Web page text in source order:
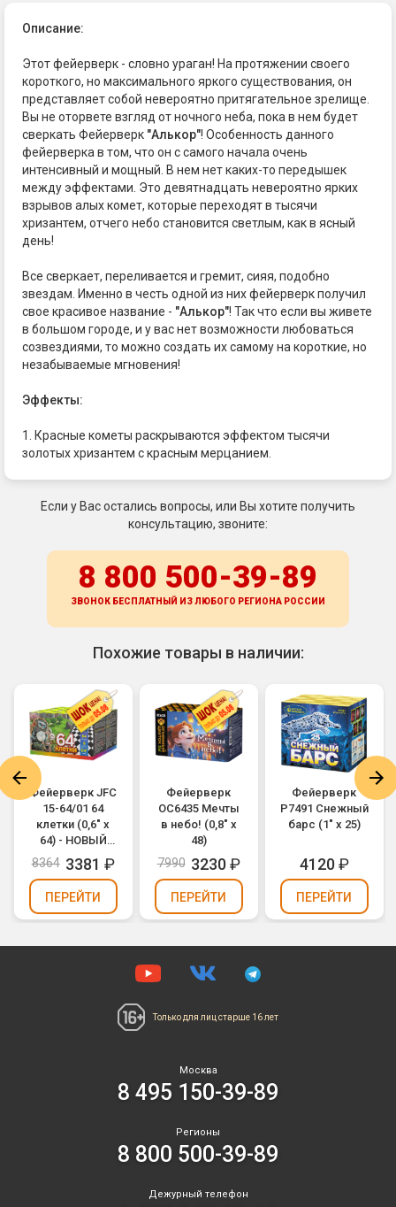
Описание:
Этот фейерверк - словно ураган! На протяжении своего
короткого, но максимального яркого существования, он
представляет собой невероятно притягательное зрелище.
Вы не оторвете взгляд от ночного неба, пока в нем будет
сверкать Фейерверк "Алькор"! Особенность данного
фейерверка в том, что он с самого начала очень
интенсивный и мощный. В нем нет каких-то передышек
между эффектами. Это девятнадцать невероятно ярких
взрывов алых комет, которые переходят в тысячи
хризантем, отчего небо становится светлым, как в ясный
день!
Все сверкает, переливается и гремит, сияя, подобно
звездам. Именно в честь одной из них фейерверк получил
свое красивое название - "Алькор"! Так что если вы живете
в большом городе, и у вас нет возможности любоваться
созвездиями, то можно создать их самому на короткие, но
незабываемые мгновения!
Эффекты:
1. Красные кометы раскрываются эффектом тысячи
золотых хризантем с красным мерцанием.
Если у Вас остались вопросы, или Вы хотите получить
консультацию, звоните:
8 800 500-39-89
ЗВОНОК БЕСПЛАТНЫЙ ИЗ ЛЮБОГО РЕГИОНА РОССИИ
Похожие товары в наличии:
Фейерверк JFC
15-64/01 64
клетки (0,6" х
64) - НОВЫЙ
ЭФФЕКТ
2025/2026
8364 3381 ₽
ПЕРЕЙТИ
Фейерверк
ОС6435 Мечты
в небо! (0,8" х
48)
7990 3230₽
ПЕРЕЙТИ
Фейерверк
Р7491 Снежный
барс (1" х 25)
4120₽
ПЕРЕЙТИ
Только для лиц старше 16 лет
Москва
8 495 150-39-89
Регионы
8 800 500-39-89
Дежурный телефон